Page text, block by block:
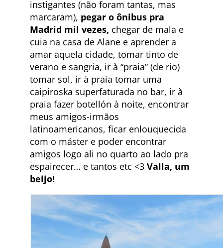
instigantes (não foram tantas, mas
marcaram), pegar o ônibus pra
Madrid mil vezes, chegar de mala e
cuia na casa de Alane e aprender a
amar aquela cidade, tomar tinto de
verano e sangria, ir à “praia” (de rio)
tomar sol, ir à praia tomar uma
caipiroska superfaturada no bar, ir à
praia fazer botellón à noite, encontrar
meus amigos-irmãos
latinoamericanos, ficar enlouquecida
com o máster e poder encontrar
amigos logo ali no quarto ao lado pra
espairecer… e tantos etc <3 Valla, um
beijo!